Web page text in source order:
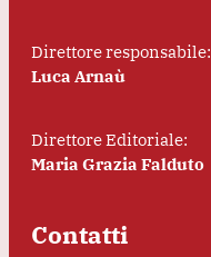
Direttore responsabile:
Luca Arnaù
Direttore Editoriale:
Maria Grazia Falduto
Contatti